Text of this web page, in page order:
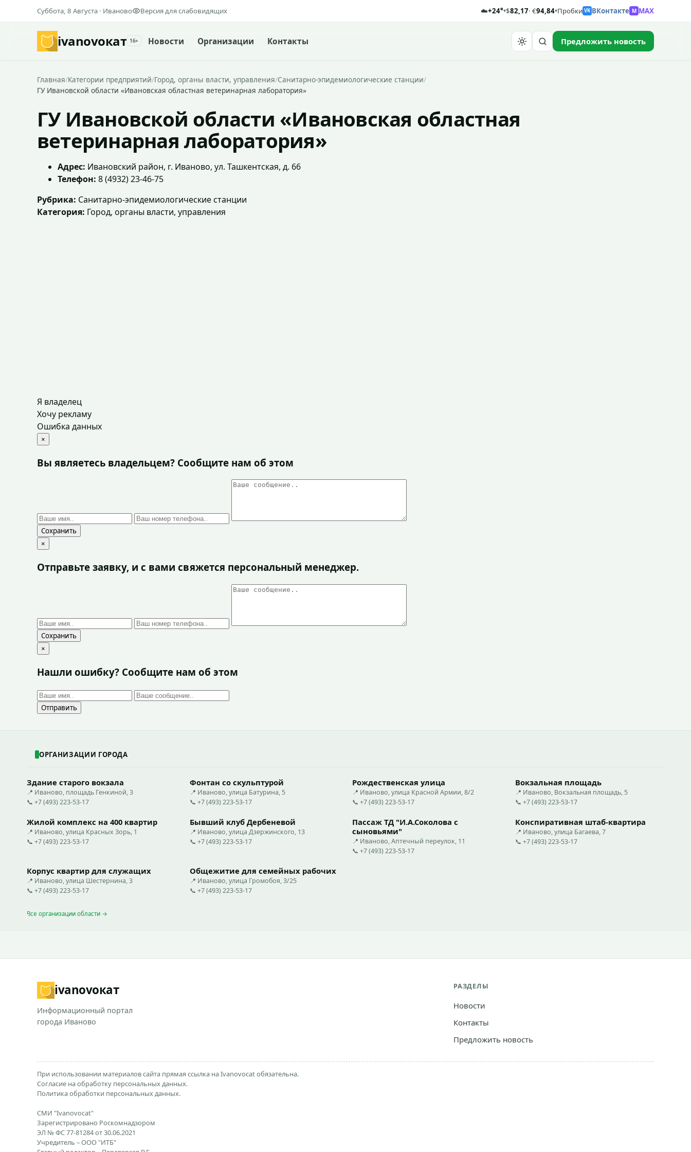
Суббота, 8 Августа · Иваново Версия для слабовидящих ☁️+24°▾$82,17· €94,84▾Пробки VK ВКонтакте M MAX
ivanovoкат 16+ Новости Организации Контакты Предложить новость
Главная/Категории предприятий/Город, органы власти, управления/Санитарно-эпидемиологические станции/
ГУ Ивановской области «Ивановская областная ветеринарная лаборатория»
ГУ Ивановской области «Ивановская областная
ветеринарная лаборатория»
Адрес: Ивановский район, г. Иваново, ул. Ташкентская, д. 66
Телефон: 8 (4932) 23-46-75
Рубрика: Санитарно-эпидемиологические станции
Категория: Город, органы власти, управления
Я владелец
Хочу рекламу
Ошибка данных
×
Вы являетесь владельцем? Сообщите нам об этом
Сохранить
×
Отправьте заявку, и с вами свяжется персональный менеджер.
Сохранить
×
Нашли ошибку? Сообщите нам об этом
Отправить
ОРГАНИЗАЦИИ ГОРОДА
Здание старого вокзала
📍 Иваново, площадь Генкиной, 3
📞 +7 (493) 223-53-17
Фонтан со скульптурой
📍 Иваново, улица Батурина, 5
📞 +7 (493) 223-53-17
Рождественская улица
📍 Иваново, улица Красной Армии, 8/2
📞 +7 (493) 223-53-17
Вокзальная площадь
📍 Иваново, Вокзальная площадь, 5
📞 +7 (493) 223-53-17
Жилой комплекс на 400 квартир
📍 Иваново, улица Красных Зорь, 1
📞 +7 (493) 223-53-17
Бывший клуб Дербеневой
📍 Иваново, улица Дзержинского, 13
📞 +7 (493) 223-53-17
Пассаж ТД "И.А.Соколова с
сыновьями"
📍 Иваново, Аптечный переулок, 11
📞 +7 (493) 223-53-17
Конспиративная штаб-квартира
📍 Иваново, улица Багаева, 7
📞 +7 (493) 223-53-17
Корпус квартир для служащих
📍 Иваново, улица Шестернина, 3
📞 +7 (493) 223-53-17
Общежитие для семейных рабочих
📍 Иваново, улица Громобоя, 3/25
📞 +7 (493) 223-53-17
Все организации области →
ivanovoкат
Информационный портал
города Иваново
РАЗДЕЛЫ
Новости
Контакты
Предложить новость
При использовании материалов сайта прямая ссылка на Ivanovocat обязательна.
Согласие на обработку персональных данных.
Политика обработки персональных данных.
СМИ "Ivanovocat"
Зарегистрировано Роскомнадзором
ЭЛ № ФС 77-81284 от 30.06.2021
Учредитель – ООО "ИТБ"